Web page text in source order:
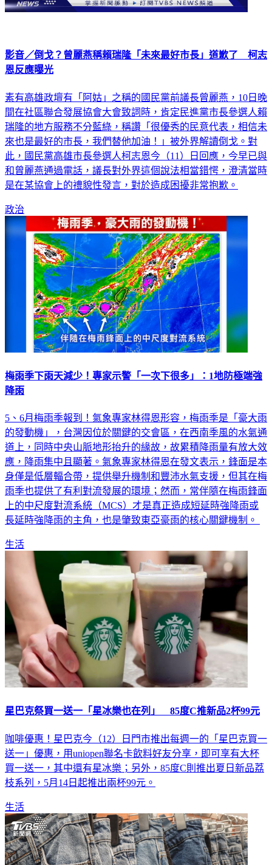
影音／倒戈？曾麗燕稱賴瑞隆「未來最好市長」道歉了 柯志
恩反應曝光
素有高雄政壇有「阿姑」之稱的國民黨前議長曾麗燕，10日晚
間在社區聯合發展協會大會致詞時，肯定民進黨市長參選人賴
瑞隆的地方服務不分藍綠，稱讚「很優秀的民意代表，相信未
來也是最好的市長，我們替他加油！」被外界解讀倒戈。對
此，國民黨高雄市長參選人柯志恩今（11）日回應，今早已與
和曾麗燕通過電話，議長對外界這個說法相當錯愕，澄清當時
是在某協會上的禮貌性發言，對於造成困擾非常抱歉。
政治
梅雨季下雨天減少！專家示警「一次下很多」：1地防極端強
降雨
5、6月梅雨季報到！氣象專家林得恩形容，梅雨季是「豪大雨
的發動機」，台灣因位於關鍵的交會區，在西南季風的水氣通
道上，同時中央山脈地形抬升的緣故，故累積降雨量有放大效
應，降雨集中且顯著。氣象專家林得恩在發文表示，鋒面是本
身僅是低層輻合帶，提供舉升機制和豐沛水氣支援，但其在梅
雨季也提供了有利對流發展的環境；然而，常伴隨在梅雨鋒面
上的中尺度對流系統（MCS）才是真正造成短延時強降雨或
長延時強降雨的主角，也是肇致東亞豪雨的核心關鍵機制。
生活
星巴克祭買一送一「星冰樂也在列」 85度C推新品2杯99元
咖啡優惠！星巴克今（12）日門市推出每週一的「星巴克買一
送一」優惠，用uniopen聯名卡飲料好友分享，即可享有大杯
買一送一，其中還有星冰樂；另外，85度C則推出夏日新品荔
枝系列，5月14日起推出兩杯99元。
生活